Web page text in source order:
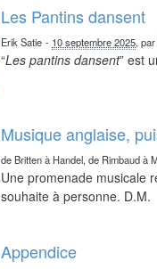
Les Pantins dansent
Erik Satie - 10 septembre 2025, par
“Les pantins dansent” est
Musique anglaise,
de Britten à Handel, de Rimbaud à
Une promenade musicale
souhaite à personne. D.M.
Appendice